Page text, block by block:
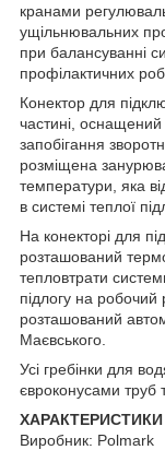
кранами
ущільнювальних
при балансуванні
профілактичних
Конектор для
частині,
запобігання
розміщена
температури, яка
в системі теплої
На конекторі для
розташований
тепловтрати
підлогу на
розташований
Маєвського.
Усі гребінки для
євроконусами труб
ХАРАКТЕРИСТИКИ
Виробник: Polmark